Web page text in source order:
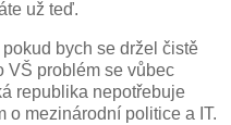
už teď.
bych se držel čistě
VŠ problém se vůbec
republika nepotřebuje
o mezinárodní politice a IT.